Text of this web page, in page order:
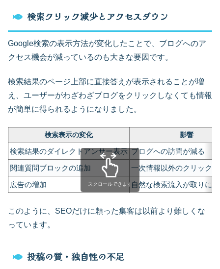
検索クリック減少とアクセスダウン
Google検索の表示方法が変化したことで、ブログへのア
クセス機会が減っているのも大きな要因です。
検索結果のページ上部に直接答えが表示されることが増
え、ユーザーがわざわざブログをクリックしなくても情報
が簡単に得られるようになりました。
検索表示の変化 影響
検索結果のダイレクトアンサー表示 ブログへの訪問が減る
関連質問ブロックの追加
一次情報以外のクリック
広告の増加
自然な検索流入が取りに
スクロールできます
このように、SEOだけに頼った集客は以前より難しくな
っています。
投稿の質・独自性の不足